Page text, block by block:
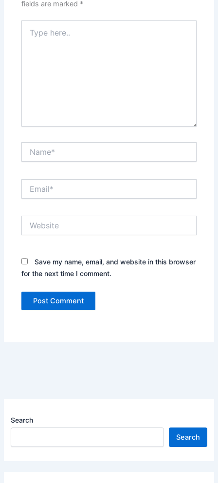
fields are marked *
here..
Save my name, email, and website in this browser
for the next time I comment.
Search
Search